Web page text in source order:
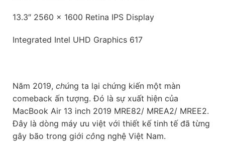
13.3″ 2560 x 1600 Retina IPS Display
Integrated Intel UHD Graphics 617
Năm 2019, chúng ta lại chứng kiến một màn
comeback ấn tượng. Đó là sự xuất hiện của
MacBook Air 13 inch 2019 MRE82/ MREA2/ MREE2.
Đây là dòng máy ưu việt với thiết kế tinh tế đã từng
gây bão trong giới công nghệ Việt Nam.